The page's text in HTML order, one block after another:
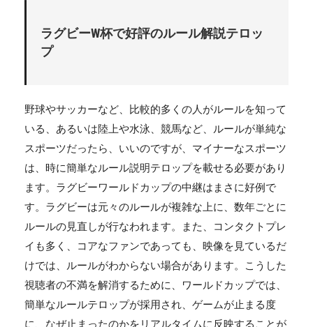
ラグビーW杯で好評のルール解説テロッ
プ
野球やサッカーなど、比較的多くの人がルールを知って
いる、あるいは陸上や水泳、競馬など、ルールが単純な
スポーツだったら、いいのですが、マイナーなスポーツ
は、時に簡単なルール説明テロップを載せる必要があり
ます。ラグビーワールドカップの中継はまさに好例で
す。ラグビーは元々のルールが複雑な上に、数年ごとに
ルールの見直しが行なわれます。また、コンタクトプレ
イも多く、コアなファンであっても、映像を見ているだ
けでは、ルールがわからない場合があります。こうした
視聴者の不満を解消するために、ワールドカップでは、
簡単なルールテロップが採用され、ゲームが止まる度
に、なぜ止まったのかをリアルタイムに反映することが